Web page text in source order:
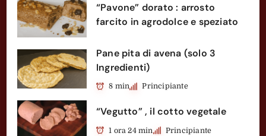
“Pavone” dorato : arrosto
farcito in agrodolce e speziato
Pane pita di avena (solo 3
Ingredienti)
8 min Principiante
“Vegutto” , il cotto vegetale
1 ora 24 min Principiante